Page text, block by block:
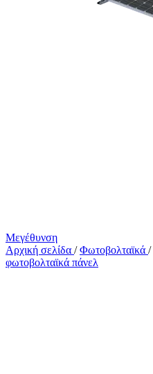
Μεγέθυνση
Αρχική σελίδα / Φωτοβολταϊκά /
φωτοβολταϊκά πάνελ